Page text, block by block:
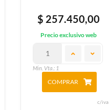
$ 257.450,00
Precio exclusivo web
Min. Vta.: 1
COMPRAR
c/iva